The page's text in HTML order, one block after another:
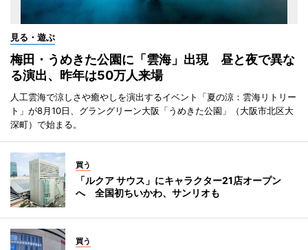
見る・遊ぶ
梅田・うめきた公園に「雲海」出現 昼と夜で異な
る演出、昨年は50万人来場
人工雲海で涼しさや癒やしを演出するイベント「夏の涼：雲海リトリー
ト」が8月10日、グラングリーン大阪「うめきた公園」（大阪市北区大
深町）で始まる。
買う
「ルクア サウス」にキャラクター21店オープン
へ 全国初ちいかわ、サンリオも
買う